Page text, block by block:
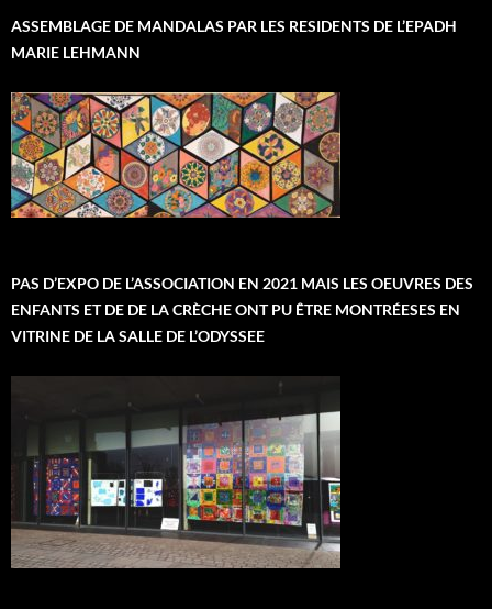
ASSEMBLAGE DE MANDALAS PAR LES RESIDENTS DE L’EPADH
MARIE LEHMANN
PAS D’EXPO DE L’ASSOCIATION EN 2021 MAIS LES OEUVRES DES
ENFANTS ET DE DE LA CRÈCHE ONT PU ÊTRE MONTRÉESES EN
VITRINE DE LA SALLE DE L’ODYSSEE